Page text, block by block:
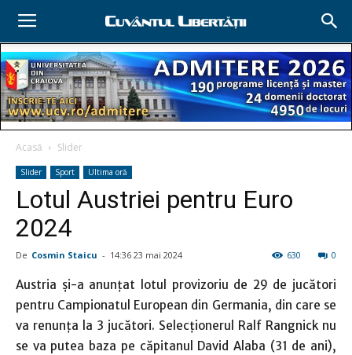
Acasă Slider
Slider Sport Ultima oră
Lotul Austriei pentru Euro
2024
De Cosmin Staicu - 14:36 23 mai 2024 0
630
Austria și-a anunțat lotul provizoriu de 29 de jucători
pentru Campionatul European din Germania, din care se
va renunţa la 3 jucători. Selecţionerul Ralf Rangnick nu
se va putea baza pe căpitanul David Alaba (31 de ani),